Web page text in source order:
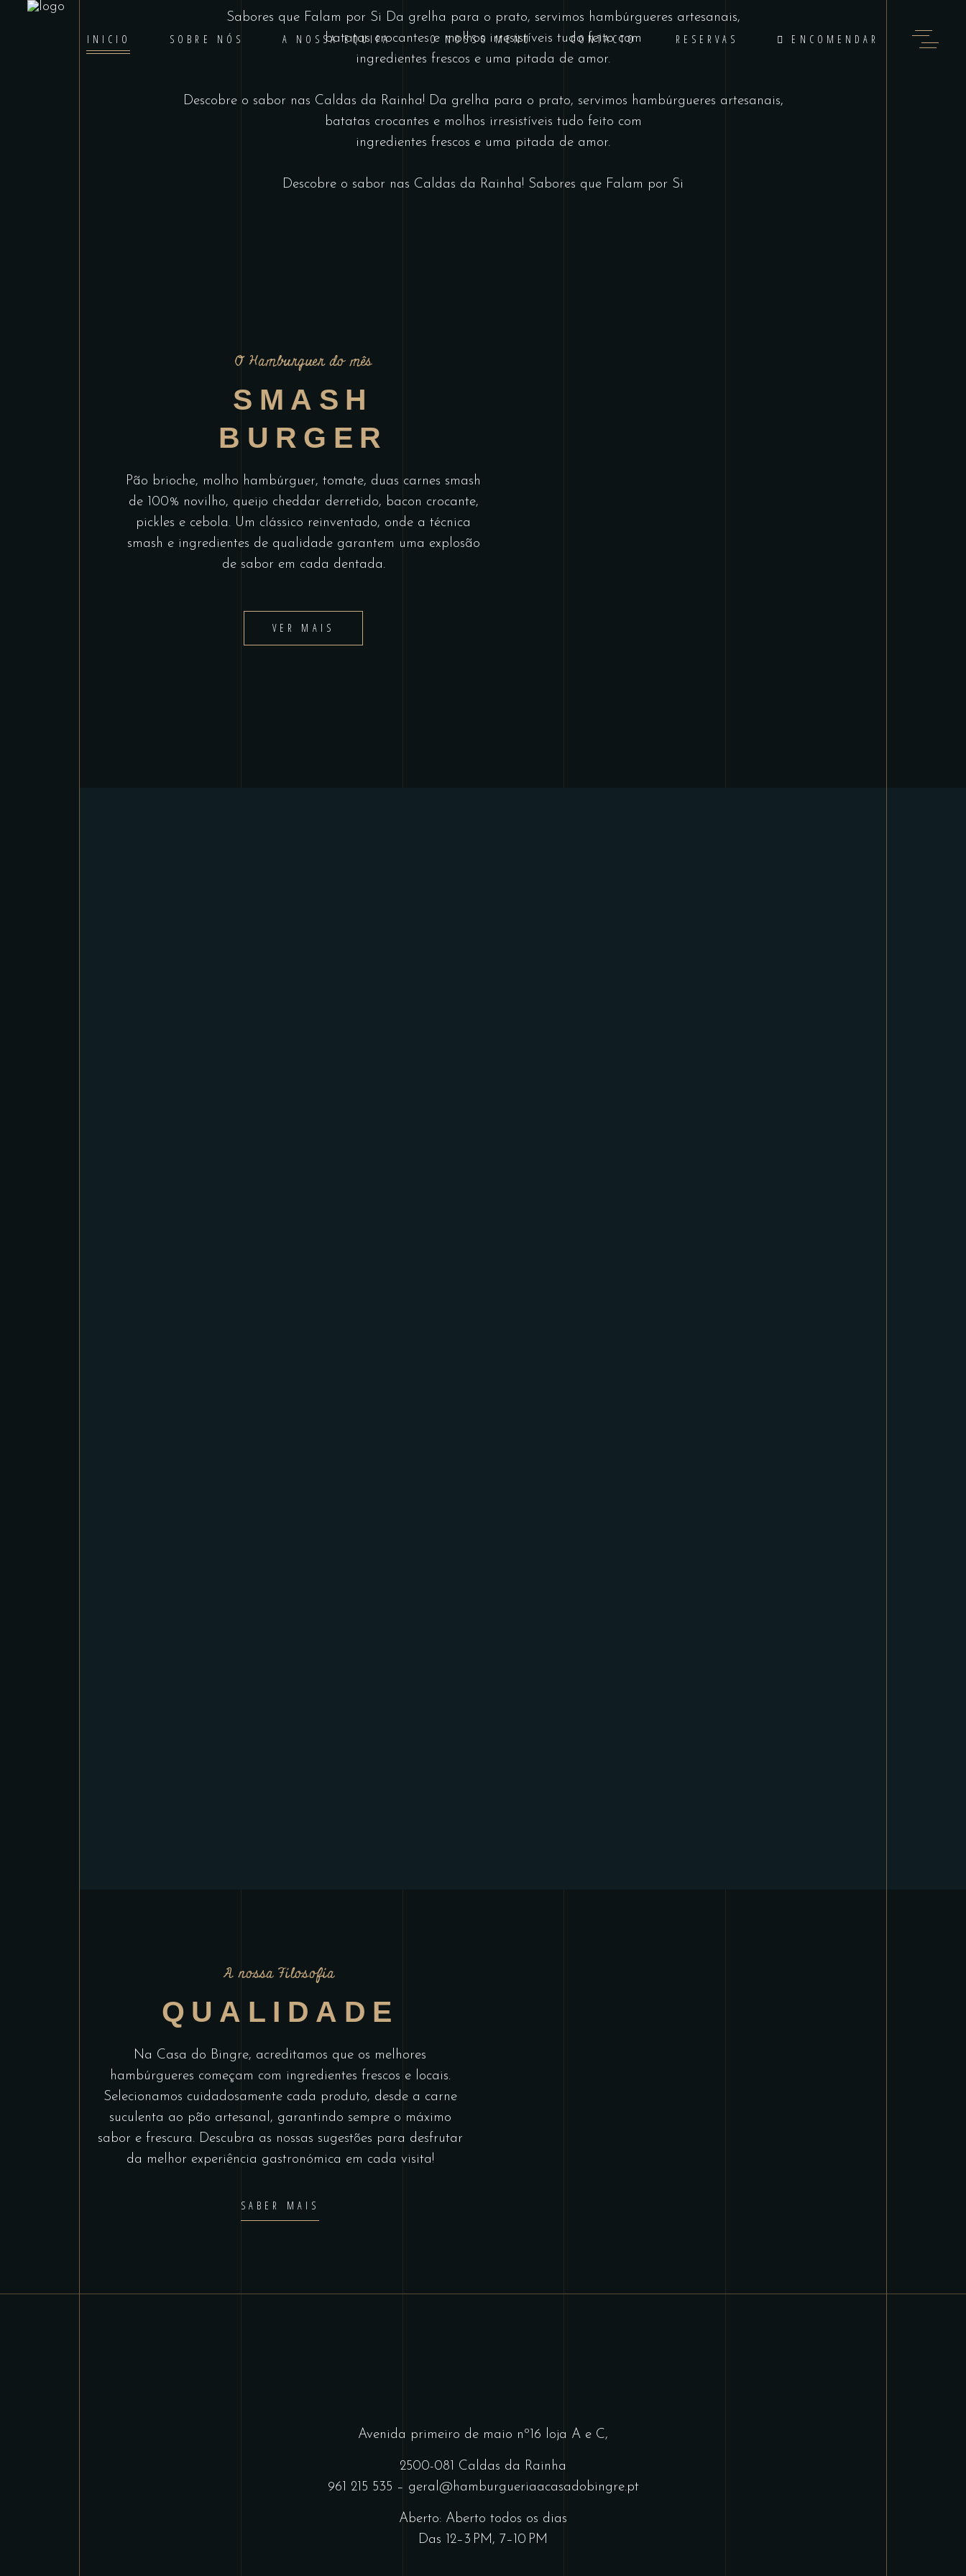
INICIO SOBRE NÓS A NOSSA EQUIPA O NOSSO MENU CONTACTO RESERVAS ENCOMENDAR
Sabores que Falam por Si Da grelha para o prato, servimos hambúrgueres artesanais,
batatas crocantes e molhos irresistíveis tudo feito com
ingredientes frescos e uma pitada de amor.
Descobre o sabor nas Caldas da Rainha! Da grelha para o prato, servimos hambúrgueres artesanais,
batatas crocantes e molhos irresistíveis tudo feito com
ingredientes frescos e uma pitada de amor.
Descobre o sabor nas Caldas da Rainha! Sabores que Falam por Si
O Hamburguer do mês
SMASH
BURGER
Pão brioche, molho hambúrguer, tomate, duas carnes smash
de 100% novilho, queijo cheddar derretido, bacon crocante,
pickles e cebola. Um clássico reinventado, onde a técnica
smash e ingredientes de qualidade garantem uma explosão
de sabor em cada dentada.
VER MAIS
A nossa Filosofia
QUALIDADE
Na Casa do Bingre, acreditamos que os melhores
hambúrgueres começam com ingredientes frescos e locais.
Selecionamos cuidadosamente cada produto, desde a carne
suculenta ao pão artesanal, garantindo sempre o máximo
sabor e frescura. Descubra as nossas sugestões para desfrutar
da melhor experiência gastronómica em cada visita!
SABER MAIS
Avenida primeiro de maio nº16 loja A e C,
2500-081 Caldas da Rainha
961 215 535 – geral@hamburgueriaacasadobingre.pt
Aberto: Aberto todos os dias
Das 12–3 PM, 7–10 PM